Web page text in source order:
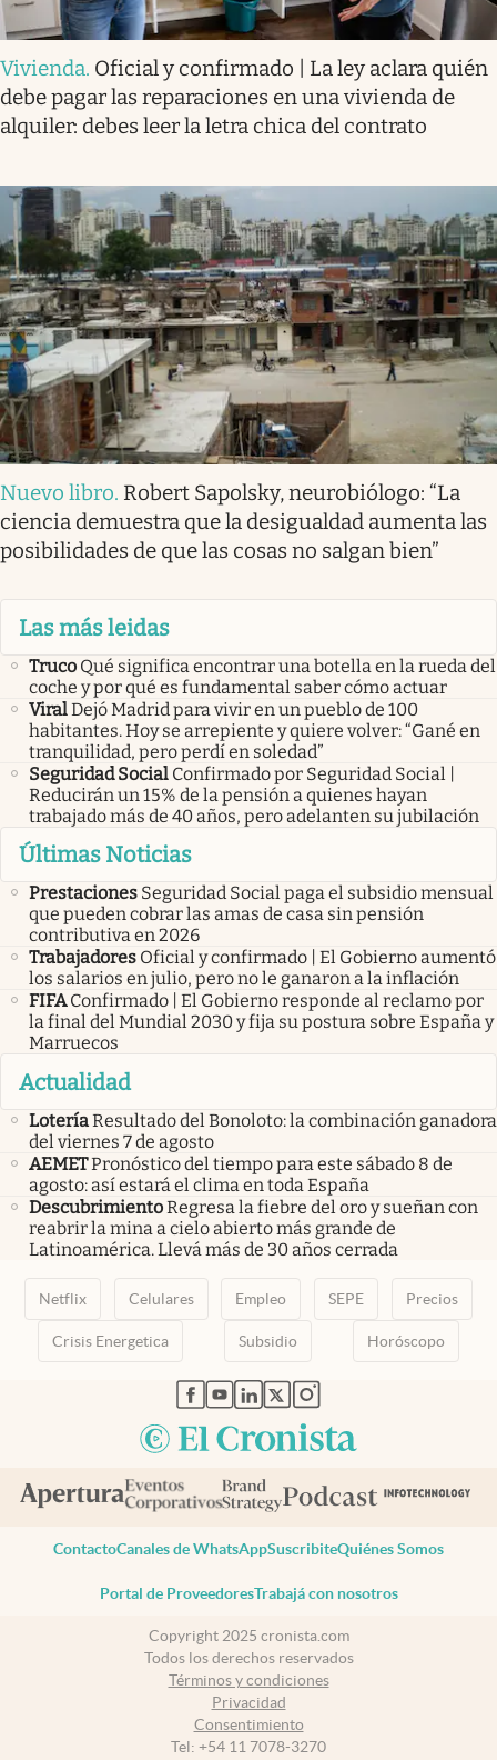
Vivienda. Oficial y confirmado | La ley aclara quién
debe pagar las reparaciones en una vivienda de
alquiler: debes leer la letra chica del contrato
Nuevo libro. Robert Sapolsky, neurobiólogo: “La
ciencia demuestra que la desigualdad aumenta las
posibilidades de que las cosas no salgan bien”
Las más leidas
Truco Qué significa encontrar una botella en la rueda del
coche y por qué es fundamental saber cómo actuar
ViralDejó Madrid para vivir en un pueblo de 100
habitantes. Hoy se arrepiente y quiere volver: “Gané en
tranquilidad, pero perdí en soledad”
Seguridad Social Confirmado por Seguridad Social |
Reducirán un 15% de la pensión a quienes hayan
trabajado más de 40 años, pero adelanten su jubilación
Últimas Noticias
Prestaciones Seguridad Social paga el subsidio mensual
que pueden cobrar las amas de casa sin pensión
contributiva en 2026
Trabajadores Oficial y confirmado | El Gobierno aumentó
los salarios en julio, pero no le ganaron a la inflación
FIFA Confirmado | El Gobierno responde al reclamo por
la final del Mundial 2030 y fija su postura sobre España y
Marruecos
Actualidad
LoteríaResultado del Bonoloto: la combinación ganadora
del viernes 7 de agosto
AEMETPronóstico del tiempo para este sábado 8 de
agosto: así estará el clima en toda España
DescubrimientoRegresa la fiebre del oro y sueñan con
reabrir la mina a cielo abierto más grande de
Latinoamérica. Llevá más de 30 años cerrada
Netflix Celulares Empleo SEPE Precios
Crisis Energetica Subsidio Horóscopo
abre en nueva pestaña
abre en nueva pestaña
abre en nueva pestaña
abre en nueva pestaña
abre en nueva pestaña
ContactoCanales de WhatsAppSuscribiteQuiénes Somos
Portal de ProveedoresTrabajá con nosotros
Copyright 2025 cronista.com
Todos los derechos reservados
Términos y condiciones
Privacidad
Consentimiento
Tel: +54 11 7078-3270